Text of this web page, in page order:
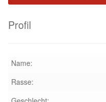
Aktion „Hilfe La Linea“
Partnertierheim in Polen
Profil
Name:
Rasse: